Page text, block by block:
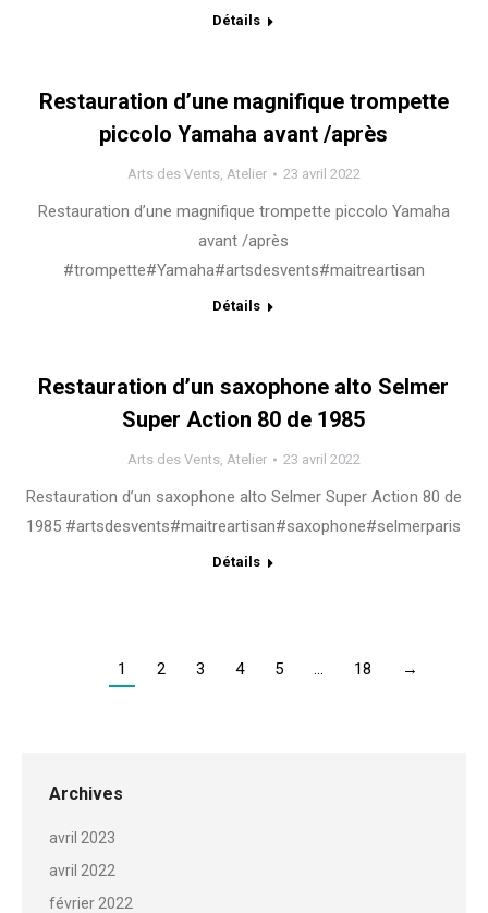
Détails
Restauration d’une magnifique trompette
piccolo Yamaha avant /après
Arts des Vents, Atelier 23 avril 2022
Restauration d’une magnifique trompette piccolo Yamaha
avant /après
#trompette#Yamaha#artsdesvents#maitreartisan
Détails
Restauration d’un saxophone alto Selmer
Super Action 80 de 1985
Arts des Vents, Atelier 23 avril 2022
Restauration d’un saxophone alto Selmer Super Action 80 de
1985 #artsdesvents#maitreartisan#saxophone#selmerparis
Détails
1 2 3 4 5 … 18 →
Archives
avril 2023
avril 2022
février 2022